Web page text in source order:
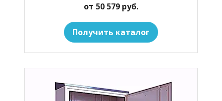
от 50 579 руб.
Получить каталог